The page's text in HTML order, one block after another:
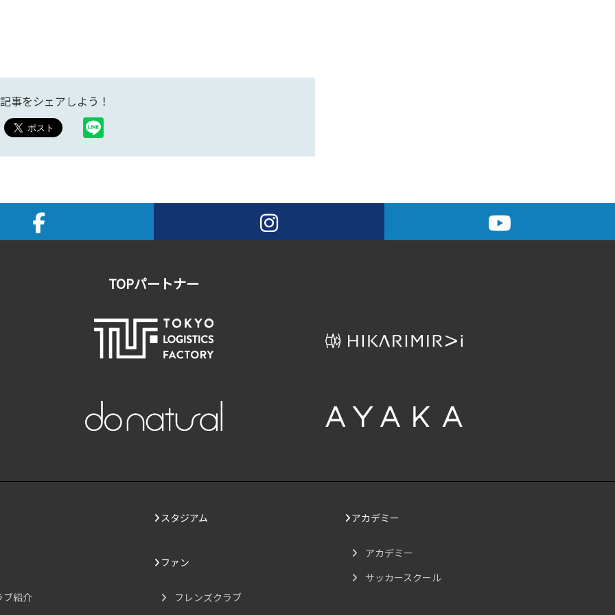
事をシェアしよう！
TOPパートナー
ブ紹介
スタジアム
ファン
フレンズクラブ
アカデミー
アカデミー
サッカースクール